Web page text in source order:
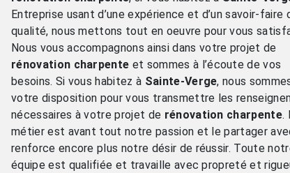
Entreprise usant d’une expérience et d’un savoir-faire
qualité, nous mettons tout en oeuvre pour vous
Nous vous accompagnons ainsi dans votre projet de
rénovation charpente et sommes à l’écoute de vos
besoins. Si vous habitez à Sainte-Verge, nous
votre disposition pour vous transmettre les
nécessaires à votre projet de rénovation charpente.
métier est avant tout notre passion et le partager
renforce encore plus notre désir de réussir. Toute
équipe est qualifiée et travaille avec propreté et